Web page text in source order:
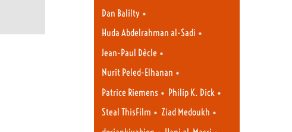
Dan Balilty •
Huda Abdelrahman al-Sadi •
Jean-Paul Dècle •
Nurit Peled-Elhanan •
Patrice Riemens • Philip K. Dick •
Steal ThisFilm • Ziad Medoukh •